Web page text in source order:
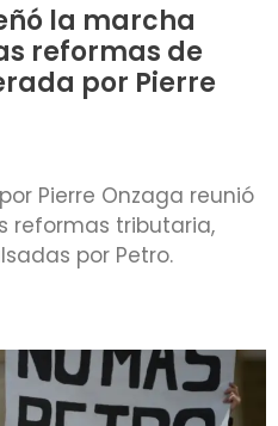
la marcha
reformas de
por Pierre
Pierre Onzaga reunió
reformas tributaria,
por Petro.